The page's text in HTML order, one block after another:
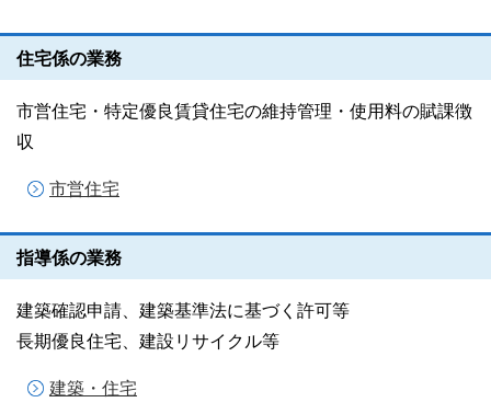
住宅係の業務
市営住宅・特定優良賃貸住宅の維持管理・使用料の賦課徴
収
市営住宅
指導係の業務
建築確認申請、建築基準法に基づく許可等
長期優良住宅、建設リサイクル等
建築・住宅